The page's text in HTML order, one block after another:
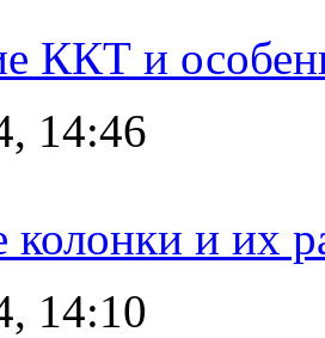
ККТ и
14:46
колонки и их
14:10